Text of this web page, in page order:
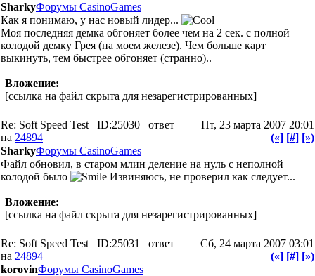
SharkyФорумы CasinoGames
Как я понимаю, у нас новый лидер...
Моя последняя демка обгоняет более чем на 2 сек. с полной
колодой демку Грея (на моем железе). Чем больше карт
выкинуть, тем быстрее обгоняет (странно)..
Вложение:
[ссылка на файл скрыта для незарегистрированных]
Re: Soft Speed Test ID:25030 ответ
на 24894
Пт, 23 марта 2007 20:01
(«] [#] [»)
SharkyФорумы CasinoGames
Файл обновил, в старом млин деление на нуль c неполной
колодой было
Извиняюсь, не проверил как следует...
Вложение:
[ссылка на файл скрыта для незарегистрированных]
Re: Soft Speed Test ID:25031
ответ
на 24894
Сб, 24 марта 2007 03:01
(«] [#] [»)
korovinФорумы CasinoGames